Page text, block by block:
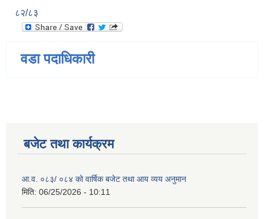
८२/८३
वडा पदाधिकारी
बजेट तथा कार्यक्रम
आ.व. ०८३/ ०८४ को वार्षिक बजेट तथा आय व्यय अनुमान
मिति: 06/25/2026 - 10:11